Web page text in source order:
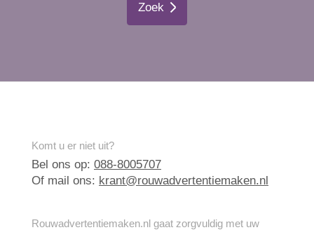
Zoek
Komt u er niet uit?
Bel ons op: 088-8005707
Of mail ons: krant@rouwadvertentiemaken.nl
Rouwadvertentiemaken.nl gaat zorgvuldig met uw